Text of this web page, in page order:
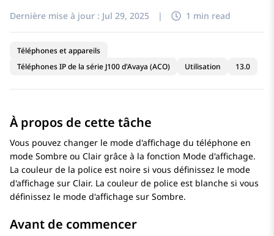
Dernière mise à jour : Jul 29, 2025 | 1 min read
Téléphones et appareils
Téléphones IP de la série J100 d'Avaya (ACO)
Utilisation 13.0
À propos de cette tâche
Vous pouvez changer le mode d'affichage du téléphone en
mode Sombre ou Clair grâce à la fonction Mode d'affichage.
La couleur de la police est noire si vous définissez le mode
d'affichage sur Clair. La couleur de police est blanche si vous
définissez le mode d'affichage sur Sombre.
Avant de commencer